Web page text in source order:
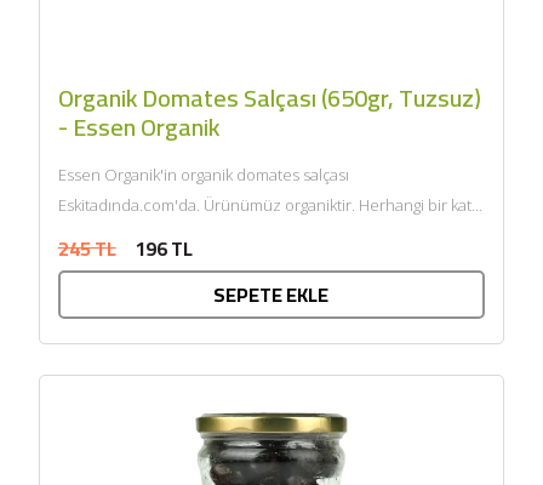
Organik Domates Salçası (650gr, Tuzsuz)
- Essen Organik
Essen Organik'in organik domates salçası
Eskitadında.com'da. Ürünümüz organiktir. Herhangi bir katkı
onaylıdır. ECOCERT...
245 TL 196 TL
SEPETE EKLE